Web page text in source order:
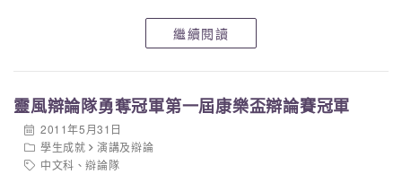
繼續閱讀
靈風辯論隊勇奪冠軍第一屆康樂盃辯論賽冠軍
2011年5月31日
學生成就
演講及辯論
中文科 、辯論隊